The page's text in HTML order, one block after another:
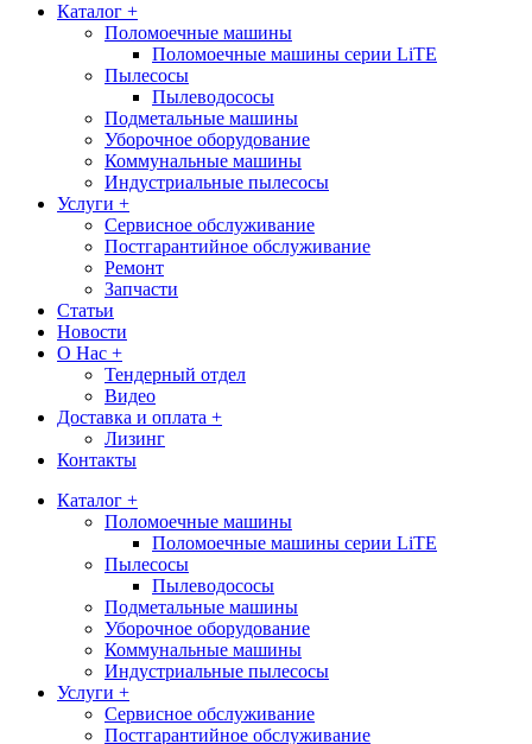
Каталог +
Поломоечные машины
Поломоечные машины серии LiTE
Пылесосы
Пылеводососы
Подметальные машины
Уборочное оборудование
Коммунальные машины
Индустриальные пылесосы
Услуги +
Сервисное обслуживание
Постгарантийное обслуживание
Ремонт
Запчасти
Статьи
Новости
О Нас +
Тендерный отдел
Видео
Доставка и оплата +
Лизинг
Контакты
Каталог +
Поломоечные машины
Поломоечные машины серии LiTE
Пылесосы
Пылеводососы
Подметальные машины
Уборочное оборудование
Коммунальные машины
Индустриальные пылесосы
Услуги +
Сервисное обслуживание
Постгарантийное обслуживание